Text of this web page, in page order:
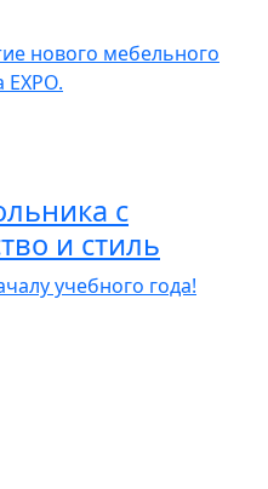
нового мебельного
с
и стиль
учебного года!